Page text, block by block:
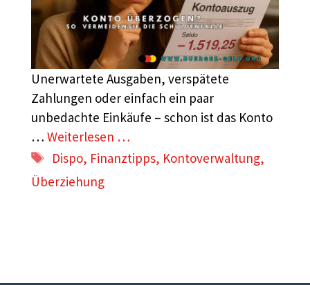
Unerwartete Ausgaben, verspätete
Zahlungen oder einfach ein paar
unbedachte Einkäufe – schon ist das Konto
… Weiterlesen …
Schlagwörter
Dispo, Finanztipps, Kontoverwaltung,
Überziehung